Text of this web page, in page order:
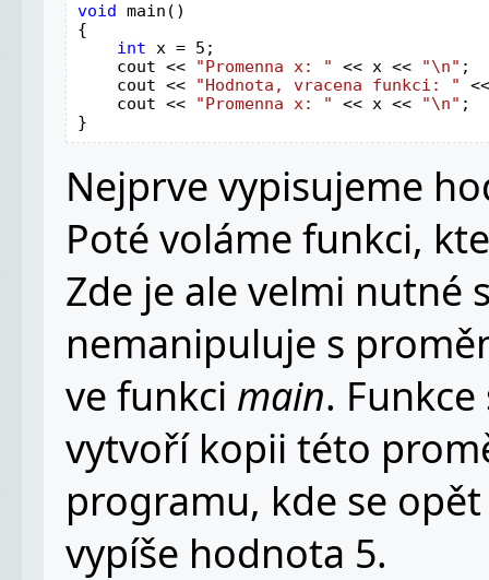
void main()
{
int x = 5;
    cout <<
"Promenna x: " << x << "\n"
cout <<
"Hodnota, vracena funkci: "
    cout <<
"Promenna x: " << x << "\n"
}
Nejprve vypisujeme
Poté voláme funkci,
Zde je ale velmi nutné
nemanipuluje s
ve funkci main.
vytvoří kopii této
programu, kde se
vypíše hodnota 5.